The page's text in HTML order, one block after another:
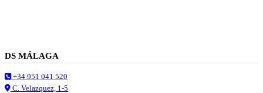
DS MÁLAGA
+34 951 041 520
C. Velazquez, 1-5